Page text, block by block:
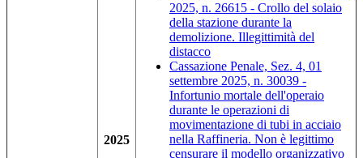
2025
2025, n. 26615 - Crollo del solaio
della stazione durante la
demolizione. Illegittimità del
distacco
Cassazione Penale, Sez. 4, 01
settembre 2025, n. 30039 -
Infortunio mortale dell'operaio
durante le operazioni di
movimentazione di tubi in acciaio
nella Raffineria. Non è legittimo
censurare il modello organizzativo